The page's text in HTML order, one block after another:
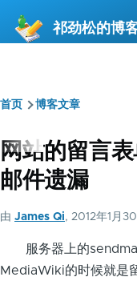
祁劲松的博
面
包
屑
首页 博客文章
网站的留言
邮件遗漏
由 James Qi, 2012年1月30
服务器上的sendmail
MediaWiki的时候就是